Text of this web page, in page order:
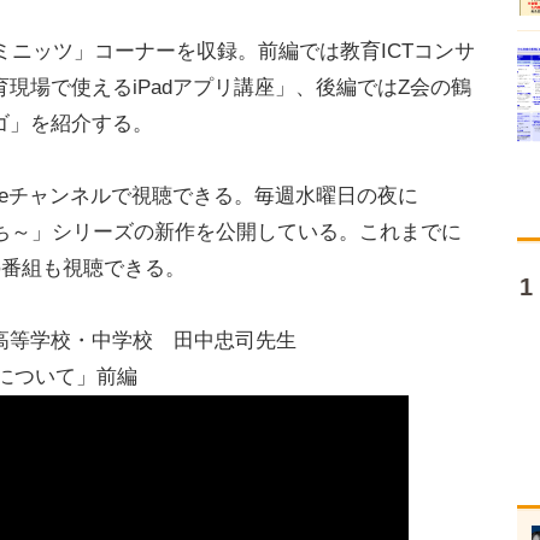
ッツ」コーナーを収録。前編では教育ICTコンサ
場で使えるiPadアプリ講座」、後編ではZ会の鶴
を紹介する。
ャンネルで視聴できる。毎週水曜日の夜に
～」シリーズの新作を公開している。これまでに
組も視聴できる。
等学校・中学校 田中忠司先生
ついて」前編